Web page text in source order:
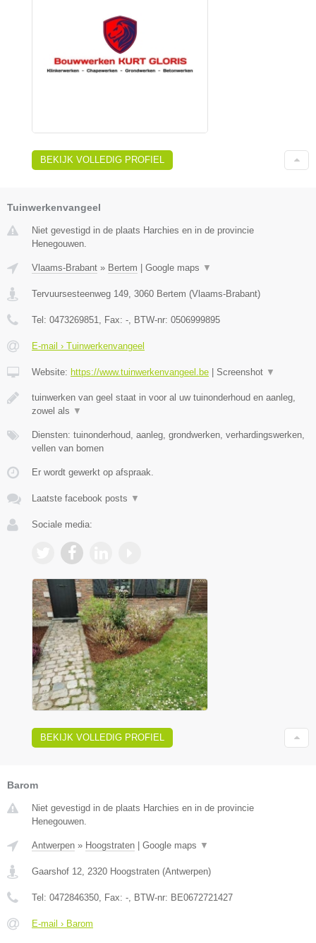
BEKIJK VOLLEDIG PROFIEL
Tuinwerkenvangeel
Niet gevestigd in de plaats Harchies en in de provincie
Henegouwen.
Vlaams-Brabant » Bertem Google maps ▼
Tervuursesteenweg 149, 3060 Bertem (Vlaams-Brabant)
Tel: 0473269851, Fax: -, BTW-nr: 0506999895
E-mail › Tuinwerkenvangeel
Website: https://www.tuinwerkenvangeel.be Screenshot ▼
tuinwerken van geel staat in voor al uw tuinonderhoud en aanleg,
zowel als ▼
Diensten: tuinonderhoud, aanleg, grondwerken, verhardingswerken,
vellen van bomen
Er wordt gewerkt op afspraak.
Laatste facebook posts ▼
Sociale media:
BEKIJK VOLLEDIG PROFIEL
Barom
Niet gevestigd in de plaats Harchies en in de provincie
Henegouwen.
Antwerpen » Hoogstraten Google maps ▼
Gaarshof 12 2320 Hoogstraten (Antwerpen)
Tel: 0472846350 , Fax: - , BTW-nr: BE0672721427
E-mail › Barom